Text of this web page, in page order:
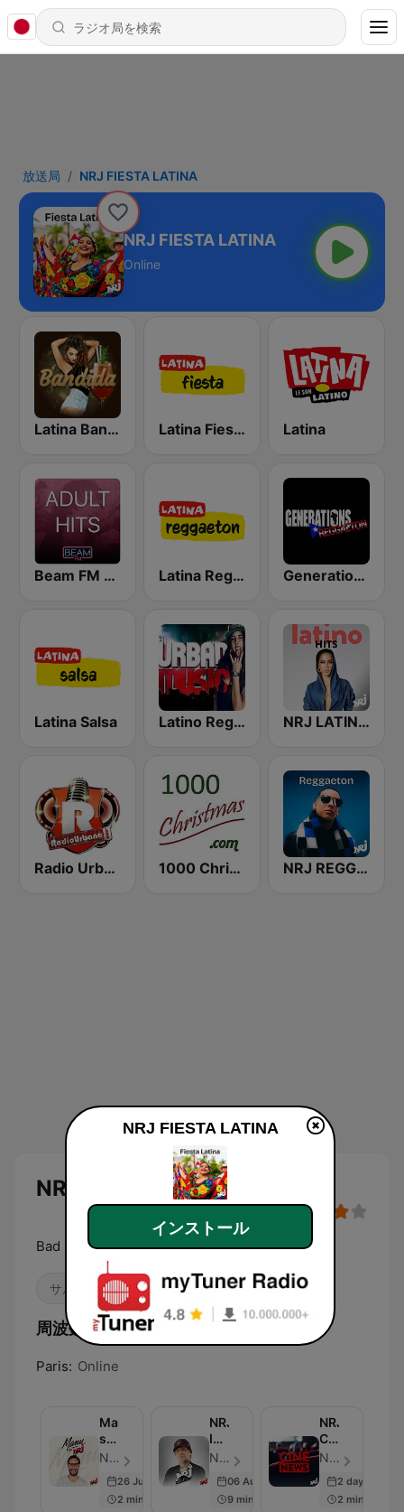
放送局 NRJ FIESTA LATINA
NRJ FIESTA LATINA
Online
Latina Bandida! Latina Fiesta Latina
Beam FM - Adult Hits Latina Reggaeton Generations Reggaeton
Latina Salsa Latino Reggaeton y Urbano NRJ LATINO HITS
Radio Urbano 1000 Christmas NRJ REGGAETON
NRJ FIESTA LATINA
Bad Bunny, Daddy Yankee, J Balvin
サルサ ボサノヴァ
周波数 NRJ FIESTA LATINA:
Paris: Online
Manu
sur
NRJ
Le
best-
NRJ France - エピソード 400
26 Jun 2026
2 min
NRJ
Instant
Live
avec
Double
NRJ France - エピソード 142
06 Aug 2025
9 min
NRJ
Ciné
News
NRJ France - エピソード 401
2 days ago
2 min
NRJ FIESTA LATINA
インストール